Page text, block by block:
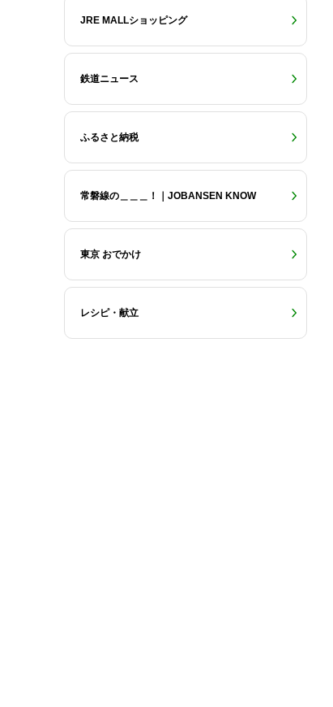
JRE MALLショッピング
鉄道ニュース
ふるさと納税
常磐線の＿＿＿！｜JOBANSEN KNOW
東京 おでかけ
レシピ・献立